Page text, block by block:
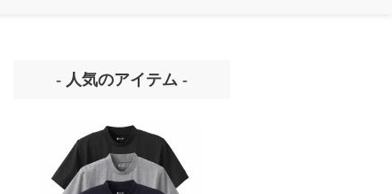
- 人気のアイテム -